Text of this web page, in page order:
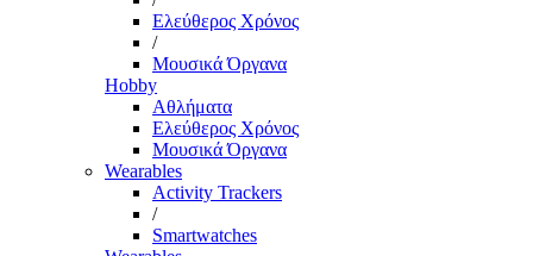
Ελεύθερος Χρόνος
/
Μουσικά Όργανα
Hobby
Αθλήματα
Ελεύθερος Χρόνος
Μουσικά Όργανα
Wearables
Activity Trackers
/
Smartwatches